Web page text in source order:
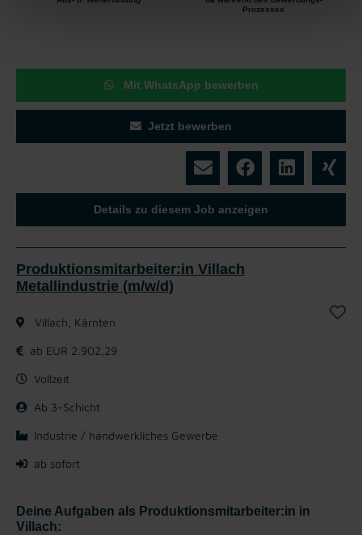
Prozesses
Mit WhatsApp bewerben
Jetzt bewerben
Details zu diesem Job anzeigen
Produktionsmitarbeiter:in Villach
Metallindustrie (m/w/d)
Villach, Kärnten
ab EUR 2.902,29
Vollzeit
Ab 3-Schicht
Industrie / handwerkliches Gewerbe
ab sofort
Deine Aufgaben als Produktionsmitarbeiter:in in
Villach: